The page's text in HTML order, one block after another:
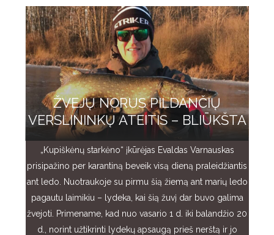
ŽVEJŲ NORUS PILDANČIŲ
VERSLININKŲ ATEITIS – BLIŪKŠTA
„Kupiškėnų starkėno“ įkūrėjas Evaldas Varnauskas
prisipažino per karantiną beveik visą dieną praleidžiantis
ant ledo. Nuotraukoje su pirmu šią žiemą ant marių ledo
pagautu laimikiu – lydeka, kai šią žuvį dar buvo galima
žvejoti. Primename, kad nuo vasario 1 d. iki balandžio 20
d., norint užtikrinti lydekų apsaugą prieš nerštą ir jo